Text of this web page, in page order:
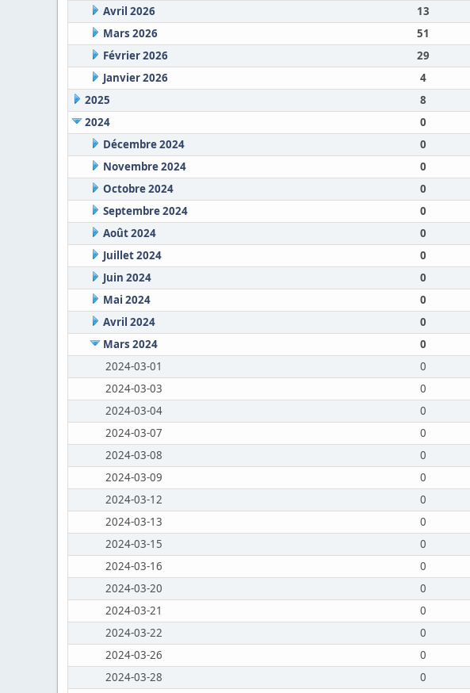
Avril 2026
13
Mars 2026
51
Février 2026
29
Janvier 2026
4
2025
8
2024
0
Décembre 2024
0
Novembre 2024
0
Octobre 2024
0
Septembre 2024
0
Août 2024
0
Juillet 2024
0
Juin 2024
0
Mai 2024
0
Avril 2024
0
Mars 2024
0
2024-03-01
0
2024-03-03
0
2024-03-04
0
2024-03-07
0
2024-03-08
0
2024-03-09
0
2024-03-12
0
2024-03-13
0
2024-03-15
0
2024-03-16
0
2024-03-20
0
2024-03-21
0
2024-03-22
0
2024-03-26
0
2024-03-28
0